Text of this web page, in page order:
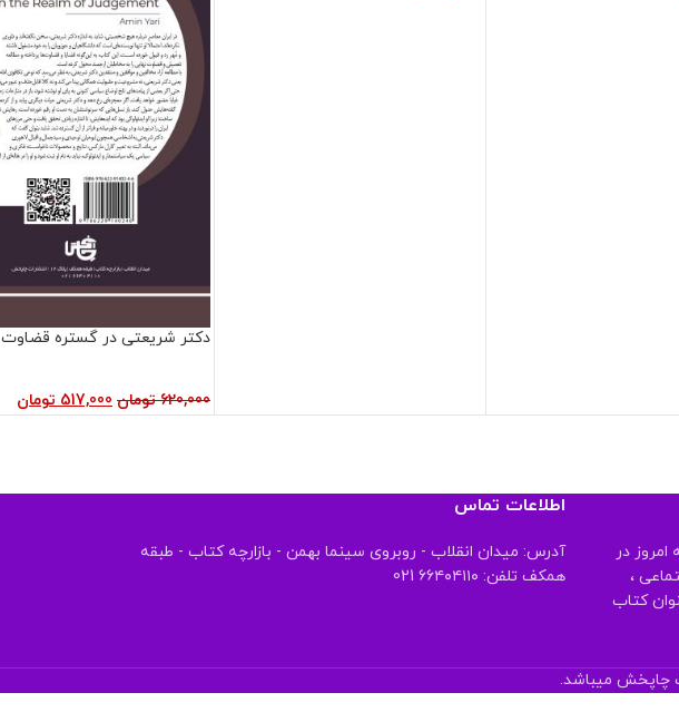
دکتر شریعتی در گستره قضاوت
620,000 تومان 517,000 تومان
و تا به امروز در
،
دکتر شریعتی ، اقتصاد و ... بیش از ۱۰۰۰ عنوان کتاب
اطلاعات تماس
آدرس: میدان انقلاب - روبروی سینما بهمن - بازارچه کتاب - طبقه
همکف تلفن: ۶۶۴۰۴۱۱۰ 021
چاپخش میباشد.